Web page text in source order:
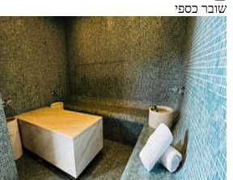
שובר כספי